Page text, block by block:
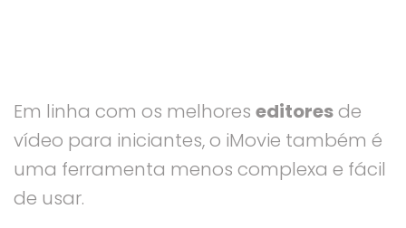
Em linha com os melhores editoresde
vídeo para iniciantes, o iMovie também é
uma ferramenta menos complexa e fácil
de usar.